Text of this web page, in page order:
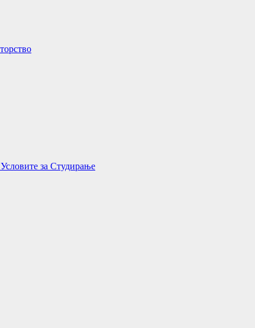
за Студирање